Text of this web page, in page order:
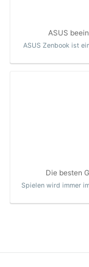
ASUS
ASUS Zenbook ist
Die besten
Spielen wird immer